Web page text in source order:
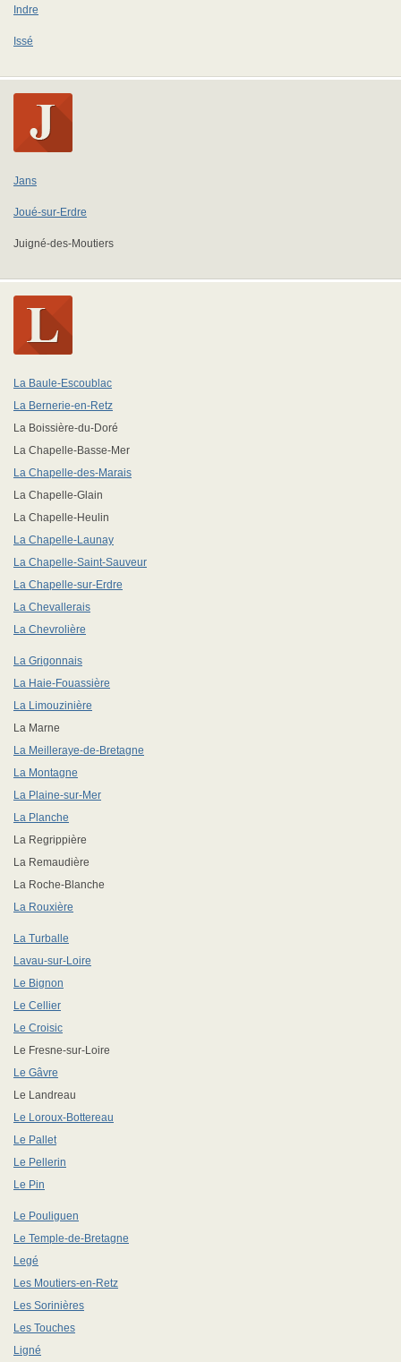
Indre
Issé
Jans
Joué-sur-Erdre
Juigné-des-Moutiers
La Baule-Escoublac
La Bernerie-en-Retz
La Boissière-du-Doré
La Chapelle-Basse-Mer
La Chapelle-des-Marais
La Chapelle-Glain
La Chapelle-Heulin
La Chapelle-Launay
La Chapelle-Saint-Sauveur
La Chapelle-sur-Erdre
La Chevallerais
La Chevrolière
La Grigonnais
La Haie-Fouassière
La Limouzinière
La Marne
La Meilleraye-de-Bretagne
La Montagne
La Plaine-sur-Mer
La Planche
La Regrippière
La Remaudière
La Roche-Blanche
La Rouxière
La Turballe
Lavau-sur-Loire
Le Bignon
Le Cellier
Le Croisic
Le Fresne-sur-Loire
Le Gâvre
Le Landreau
Le Loroux-Bottereau
Le Pallet
Le Pellerin
Le Pin
Le Pouliguen
Le Temple-de-Bretagne
Legé
Les Moutiers-en-Retz
Les Sorinières
Les Touches
Ligné